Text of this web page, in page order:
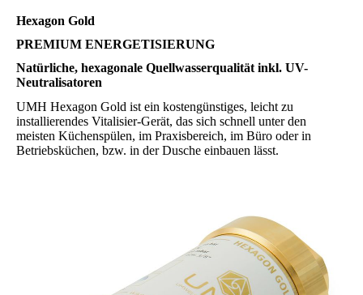
Hexagon Gold
PREMIUM ENERGETISIERUNG
Natürliche, hexagonale Quellwasserqualität inkl. UV-
Neutralisatoren
UMH Hexagon Gold ist ein kostengünstiges, leicht zu
installierendes Vitalisier-Gerät, das sich schnell unter den
meisten Küchenspülen, im Praxisbereich, im Büro oder in
Betriebsküchen, bzw. in der Dusche einbauen lässt.